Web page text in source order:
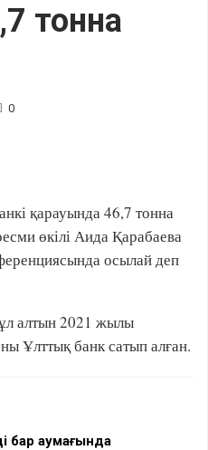
тонна
0
қарауында 46,7 тонна
өкілі Аида Қарабаева
осылай деп
алтын 2021 жылы
Ұлттық банк сатып алған.
бар аумағында